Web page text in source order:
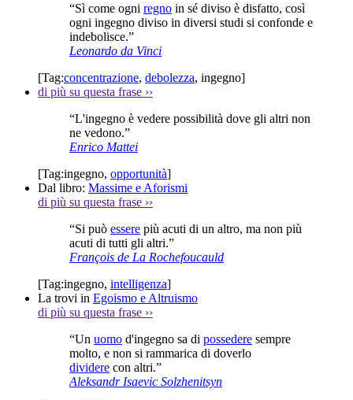
“Sì come ogni regno in sé diviso è disfatto, così
ogni ingegno diviso in diversi studi si confonde e
indebolisce.”
Leonardo da Vinci
[Tag:concentrazione, debolezza, ingegno]
di più su questa frase ››
“L'ingegno è vedere possibilità dove gli altri non
ne vedono.”
Enrico Mattei
[Tag:ingegno, opportunità]
Dal libro: Massime e Aforismi
di più su questa frase ››
“Si può essere più acuti di un altro, ma non più
acuti di tutti gli altri.”
François de La Rochefoucauld
[Tag:ingegno, intelligenza]
La trovi in Egoismo e Altruismo
di più su questa frase ››
“Un uomo d'ingegno sa di possedere sempre
molto, e non si rammarica di doverlo
dividere con altri.”
Aleksandr Isaevic Solzhenitsyn